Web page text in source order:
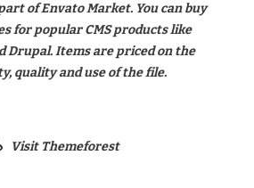
of Envato Market. You can buy
for popular CMS products like
Drupal. Items are priced on the
quality and use of the file.
Visit Themeforest